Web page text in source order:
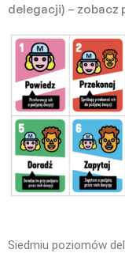
delegacji) – zobacz
Siedmiu poziomów